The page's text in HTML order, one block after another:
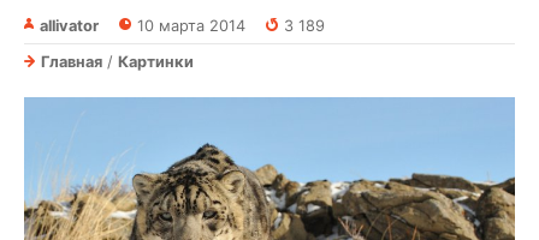
allivator 10 марта 2014
3 189
Главная / Картинки